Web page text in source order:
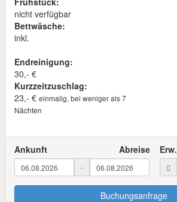
nicht verfügbar
Bettwäsche:
inkl.
Endreinigung:
30,- €
Kurzzeitzuschlag:
23,- € einmalig, bei weniger als 7
Nächten
Ankunft Abreise
-
Erw.
Buchungsanfrage